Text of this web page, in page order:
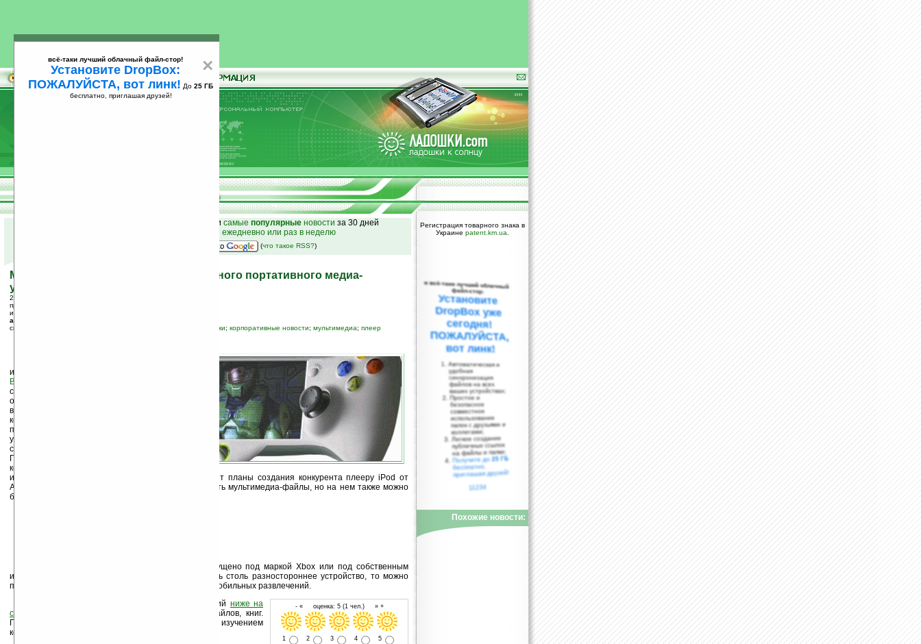
25
и самые популярные новости за 30 дней
на email ежедневно или раз в неделю
(что такое RSS?)
Microsoft планирует выпуск собственного портативного медиа-
устройства
27.01.2006 16:21
просмотров: сегодня 2, всего 2612
источник:
автор новости:
связанные темы:
игровые ПК, консоли, приставки; корпоративные новости; мультимедиа; плеер
издание
BusinessWeek online
своем аналитическом
обзоре написало о
возможном выпуске
компанией Microsoft
портативного медиа-
устройства под
собственным брэндом.
По словам
компетентного
источника из Microsoft, компания давно вынашивает планы создания конкурента плееру iPod от
Apple. Новый гаджет будет не только воспроизводить мультимедиа-файлы, но на нем также можно
будет и играть в видеоигры.
Пока не известно, будет ли устройство выпущено под маркой Xbox или под собственным
именем. Если компании Microsoft удастся выпустить столь разностороннее устройство, то можно
предположить, что начнется новый передел рынка мобильных развлечений.
- « оценка: 5 (1 чел.) » +
1 2 3 4 5
Оцените новость и оставьте свой комментарий ниже на
странице
на рассылку новостей, файлов, книг.
Поддержите Ладошки своей посещаемостью, изучением
коммерческой информации, ссылками.
Регистрация товарного знака в
Украине patent.km.ua
×
всё-таки лучший облачный файл-стор!
Установите DropBox:
ПОЖАЛУЙСТА, вот линк! До 25 ГБ
бесплатно, приглашая друзей!
и всё-таки лучший облачный
файл-стор:
Установите
DropBox уже
сегодня!
ПОЖАЛУЙСТА,
вот линк!
Автоматическая и
удобная
синхронизация
файлов на всех
ваших устройствах;
Простое и
безопасное
совместное
использование
папок с друзьями и
коллегами;
Легкое создание
публичных ссылок
на файлы и папки;
Получите до25 ГБ
бесплатно,
приглашая друзей!
11234
Похожие новости: